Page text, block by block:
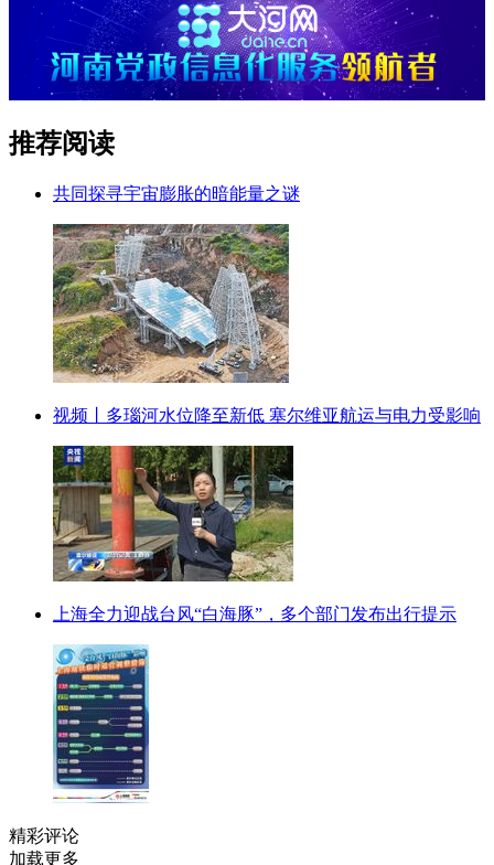
推荐阅读
共同探寻宇宙膨胀的暗能量之谜
视频丨多瑙河水位降至新低 塞尔维亚航运与电力受影响
上海全力迎战台风“白海豚”，多个部门发布出行提示
精彩评论
加载更多